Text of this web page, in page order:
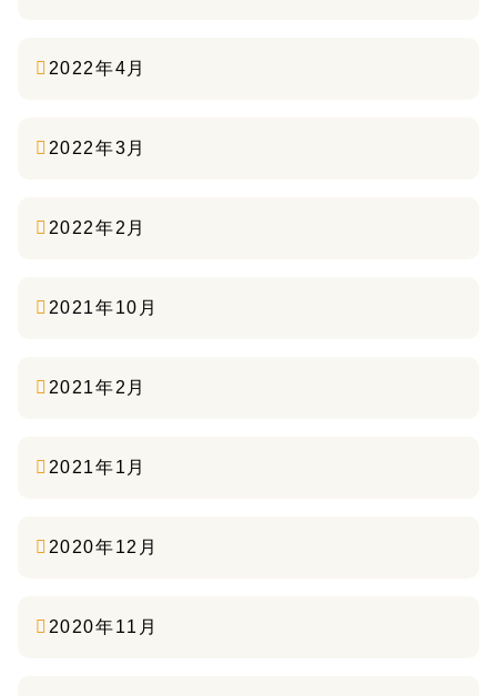
2022年4月
2022年3月
2022年2月
2021年10月
2021年2月
2021年1月
2020年12月
2020年11月